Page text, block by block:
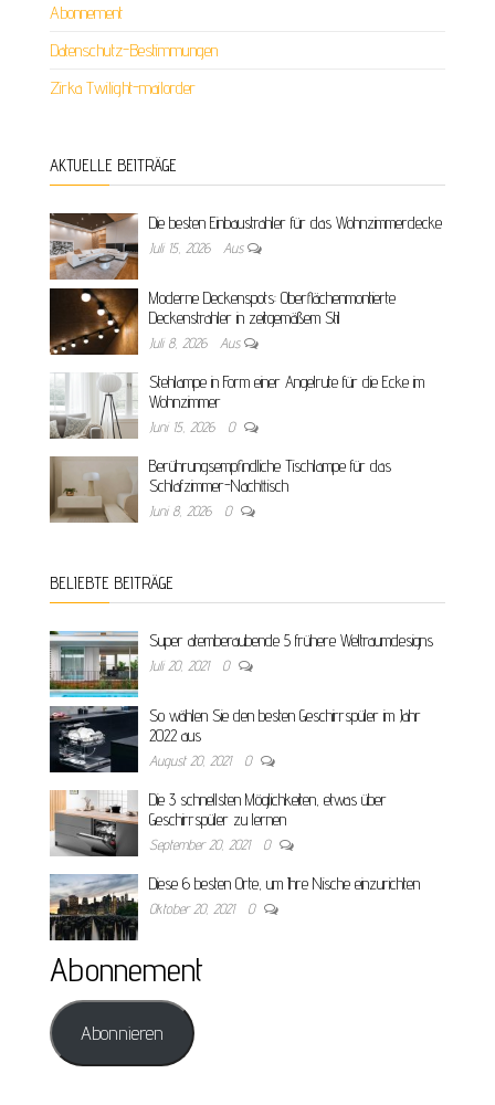
Abonnement
Datenschutz-Bestimmungen
Zirka Twilight-mailorder
AKTUELLE BEITRÄGE
Die besten Einbaustrahler für das Wohnzimmerdecke
Juli 15, 2026 Aus
Moderne Deckenspots: Oberflächenmontierte
Deckenstrahler in zeitgemäßem Stil
Juli 8, 2026 Aus
Stehlampe in Form einer Angelrute für die Ecke im
Wohnzimmer
Juni 15, 2026 0
Berührungsempfindliche Tischlampe für das
Schlafzimmer-Nachttisch
Juni 8, 2026 0
BELIEBTE BEITRÄGE
Super atemberaubende 5 frühere Weltraumdesigns
Juli 20, 2021 0
So wählen Sie den besten Geschirrspüler im Jahr
2022 aus
August 20, 2021 0
Die 3 schnellsten Möglichkeiten, etwas über
Geschirrspüler zu lernen
September 20, 2021 0
Diese 6 besten Orte, um Ihre Nische einzurichten
Oktober 20, 2021 0
Abonnement
Abonnieren